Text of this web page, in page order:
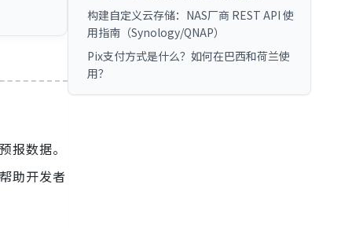
报数据。
助开发者
构建自定义云存储：NAS厂商 REST API 使
用指南（Synology/QNAP）
Pix支付方式是什么？如何在巴西和荷兰使
用？